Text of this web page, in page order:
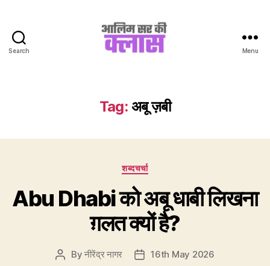
Search
Class
Menu
Tag: अबू ज़बी
Categories
शब्दचर्चा
Abu Dhabi को अबू धाबी लिखना
ग़लत क्यों है?
PostByनीरेंद्र नागर
Post16th May 2026